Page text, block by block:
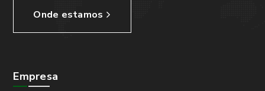
Onde estamos
Empresa